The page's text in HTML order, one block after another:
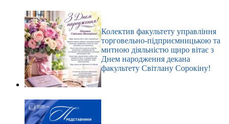
Колектив факультету управління
торговельно-підприємницькою та
митною діяльністю щиро вітає з
Днем народження декана
факультету Світлану Сорокіну!